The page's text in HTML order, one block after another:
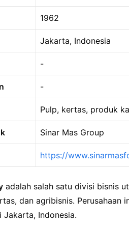
1962
Jakarta, Indonesia
-
-
Pulp, kertas, produk
Sinar Mas Group
https://
adalah salah satu divisi bisnis
dan agribisnis. Perusahaan
Indonesia.